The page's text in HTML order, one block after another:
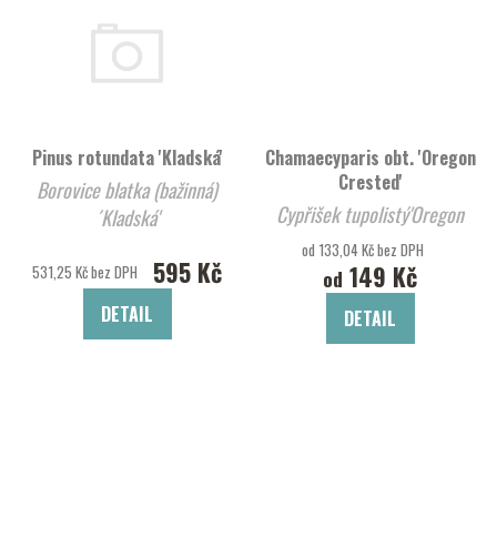
Pinus rotundata 'Kladská'
Borovice blatka (bažinná)
´Kladská'
531,25 Kč bez DPH 595 Kč
DETAIL
Chamaecyparis obt. 'Oregon
Crested'
Cypřišek tupolistý'Oregon
Crested'
od 133,04 Kč bez DPH
od 149 Kč
DETAIL